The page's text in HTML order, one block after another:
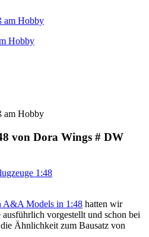
Hobby
von Dora Wings # DW
1:48
A&A Models in 1:48 hatten wir
ausführlich vorgestellt und schon bei
Ähnlichkeit zum Bausatz von